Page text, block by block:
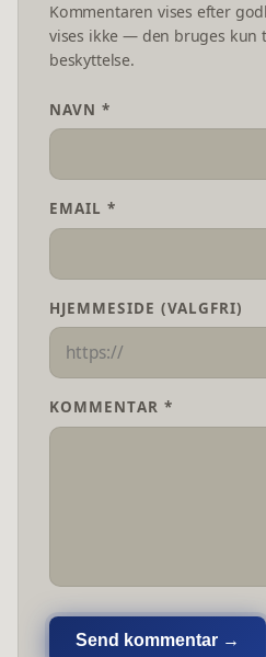
Kommentaren vises efter
vises ikke — den bruges kun
beskyttelse.
NAVN *
EMAIL *
HJEMMESIDE (VALGFRI)
KOMMENTAR *
Send kommentar →